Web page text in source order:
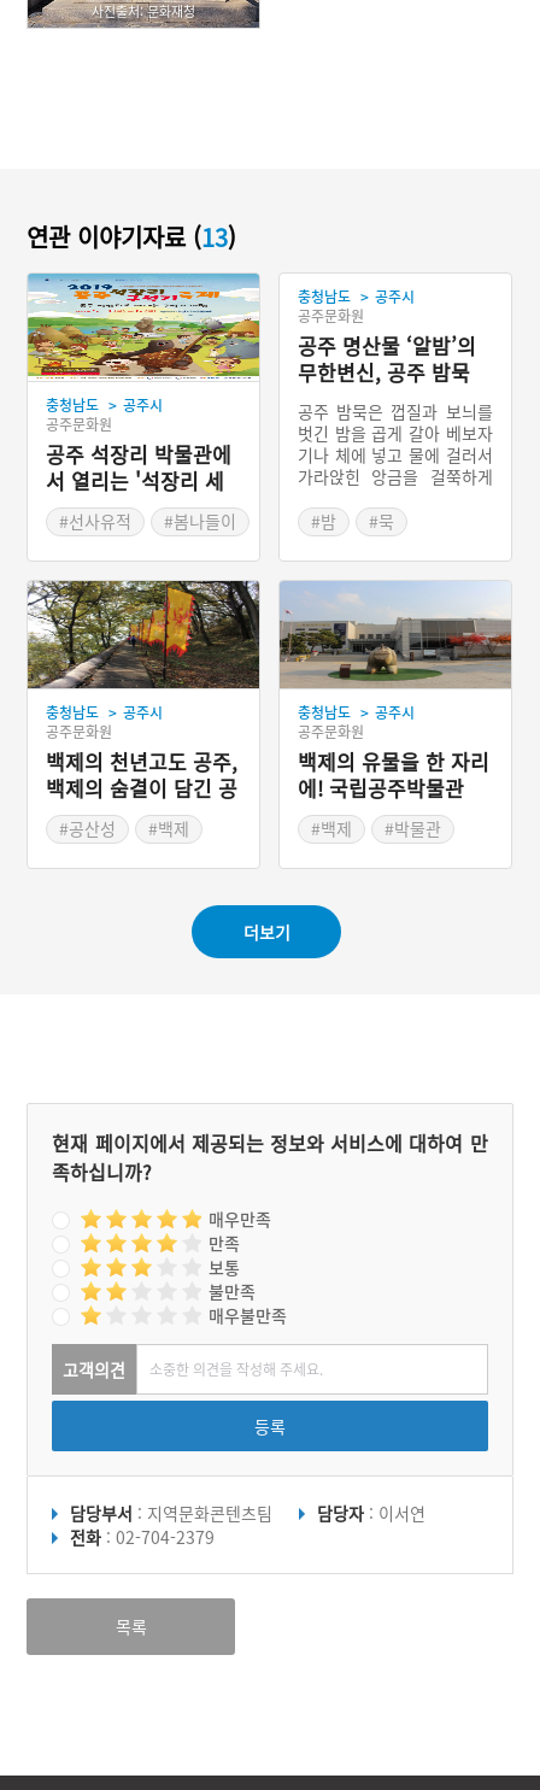
사진출처: 문화재청
연관 이야기자료 (13)
충청남도 > 공주시
공주문화원
공주 석장리 박물관에
서 열리는 '석장리 세
계구석기축제'
#선사유적
#봄나들이
#충청남도 축제
충청남도 > 공주시
공주문화원
공주 명산물 ‘알밤’의
무한변신, 공주 밤묵
공주 밤묵은 껍질과 보늬를
벗긴 밤을 곱게 갈아 베보자
기나 체에 넣고 물에 걸러서
가라앉힌 앙금을 걸쭉하게
청남도 공주시의 향토식품
이다. 공주시는 전국 밤 생
산량의 12.5%를 차지하는
알밤 주산지로서 밤을 이용
한 다양한 향토음식으로도
유명한 지역이다.
#밤
#묵
#충청남도 별미
충청남도 > 공주시
공주문화원
백제의 천년고도 공주,
백제의 숨결이 담긴 공
산성
#공산성
#백제
충청남도 > 공주시
공주문화원
백제의 유물을 한 자리
에! 국립공주박물관
#백제
#박물관
더보기
현재 페이지에서 제공되는 정보와 서비스에 대하여 만
족하십니까?
매우만족
만족
보통
불만족
매우불만족
고객의견
등록
담당부서 : 지역문화콘텐츠팀 담당자 : 이서연
전화 : 02-704-2379
목록